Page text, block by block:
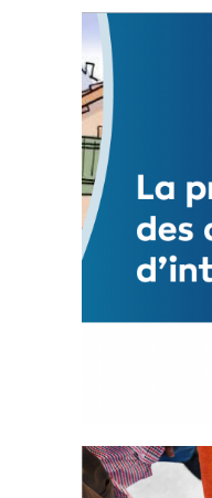
Statut de
3 avril 2024
Mise à jour avril
FEUILLETER
La
d’intérêts